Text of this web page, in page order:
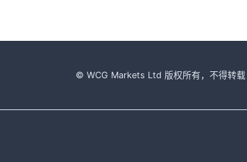
© WCG Markets Ltd 版权所有，不得转载